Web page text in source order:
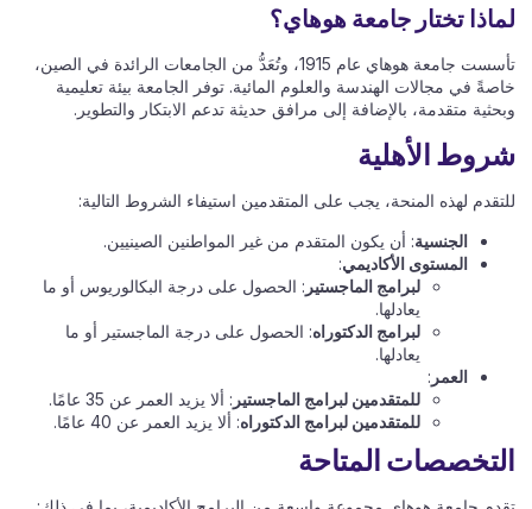
لماذا تختار جامعة هوهاي؟
تأسست جامعة هوهاي عام 1915، وتُعَدُّ من الجامعات الرائدة في الصين،
خاصةً في مجالات الهندسة والعلوم المائية. توفر الجامعة بيئة تعليمية
وبحثية متقدمة، بالإضافة إلى مرافق حديثة تدعم الابتكار والتطوير.
شروط الأهلية
للتقدم لهذه المنحة، يجب على المتقدمين استيفاء الشروط التالية:
الجنسية: أن يكون المتقدم من غير المواطنين الصينيين.
المستوى الأكاديمي:
لبرامج الماجستير : الحصول على درجة البكالوريوس أو ما
يعادلها.
لبرامج الدكتوراه: الحصول على درجة الماجستير أو ما
يعادلها.
العمر :
للمتقدمين لبرامج الماجستير : ألا يزيد العمر عن 35 عامًا.
للمتقدمين لبرامج الدكتوراه: ألا يزيد العمر عن 40 عامًا.
التخصصات المتاحة